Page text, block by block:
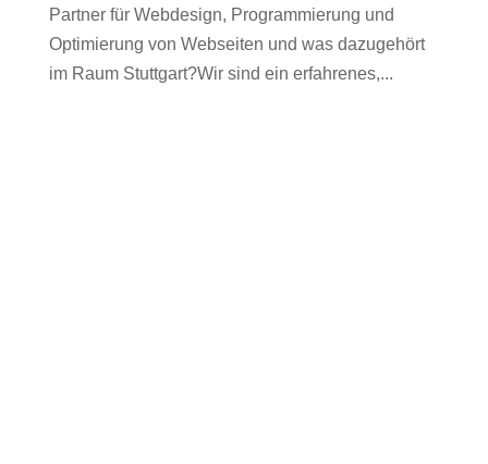
Partner für Webdesign, Programmierung und
Optimierung von Webseiten und was dazugehört
im Raum Stuttgart?Wir sind ein erfahrenes,...